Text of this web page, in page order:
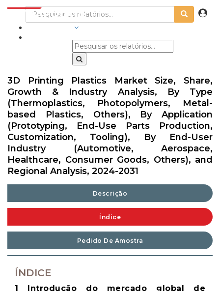
3D Printing Plastics Market Size, Share,
Growth & Industry Analysis, By Type
(Thermoplastics, Photopolymers, Metal-
based Plastics, Others), By Application
(Prototyping, End-Use Parts Production,
Customization, Tooling), By End-User
Industry (Automotive, Aerospace,
Healthcare, Consumer Goods, Others), and
Regional Analysis, 2024-2031
Descrição
Índice
Pedido De Amostra
ÍNDICE
1 Introdução do mercado global de